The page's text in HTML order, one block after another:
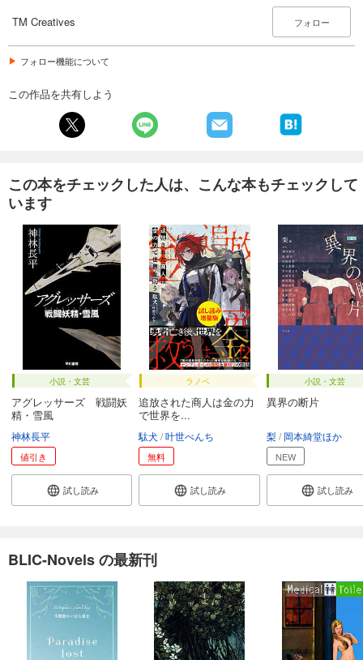
TM Creatives フォロー
フォロー機能について
この作品を共有しよう
この本をチェックした人は、こんな本もチェックして
います
小説・文芸
アグレッサーズ 戦闘妖
精・雪風
神林長平
値引き
試し読み
ラノベ
追放された商人は金の力
で世界を...
駄犬 叶世べんち
無料
試し読み
小説・文芸
異界の断片
梨 岡本綺堂ほか
NEW
試し読み
BLIC-Novels の最新刊